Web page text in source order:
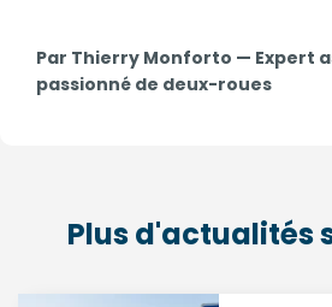
Par Thierry Monforto — Expert
passionné de deux-roues
Plus d'actualités